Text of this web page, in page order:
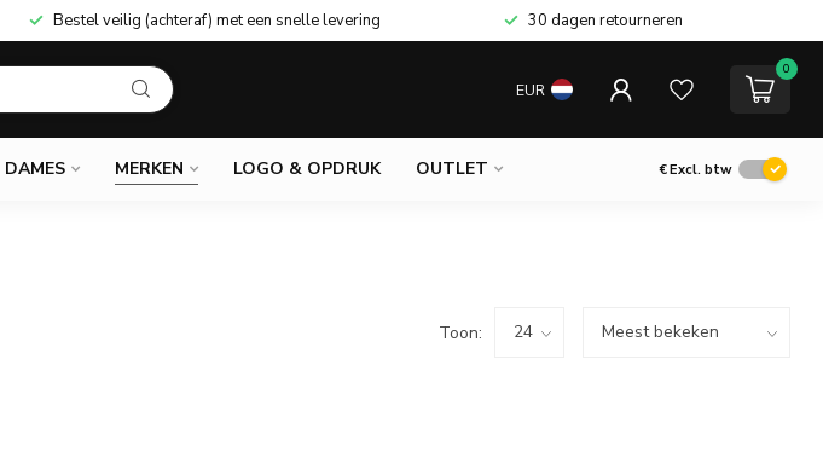
Bestel veilig (achteraf) met een snelle levering 30 dagen retourneren
EUR
0
DAMES MERKEN LOGO & OPDRUK OUTLET €Excl. btw
Toon: